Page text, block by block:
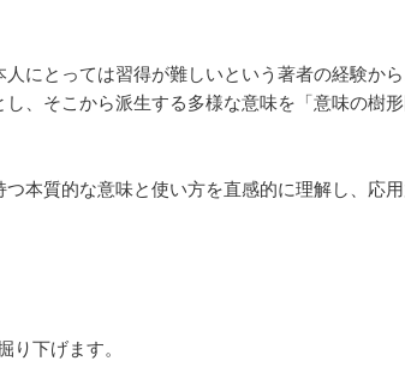
にとっては習得が難しいという著者の経験か
、そこから派生する多様な意味を「意味の樹
本質的な意味と使い方を直感的に理解し、応
下げます。